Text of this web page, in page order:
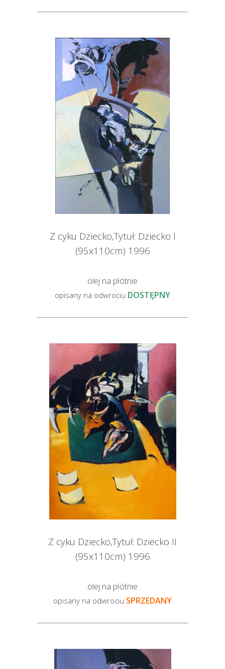
Z cyku Dziecko,Tytuł: Dziecko I
(95x110cm) 1996
olej na płótnie
opisany na odwrociu DOSTĘPNY
Z cyku Dziecko,Tytuł: Dziecko II
(95x110cm) 1996
olej na płótnie
opisany na odwrociu SPRZEDANY